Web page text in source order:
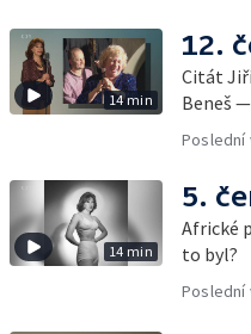
14 min
12.
Citát
Beneš
Poslední
14 min
5.
Africké
to byl?
Poslední